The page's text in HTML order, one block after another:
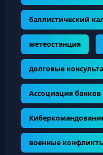
баллистический
метеостанция
долговые
Ассоциация банков
военные